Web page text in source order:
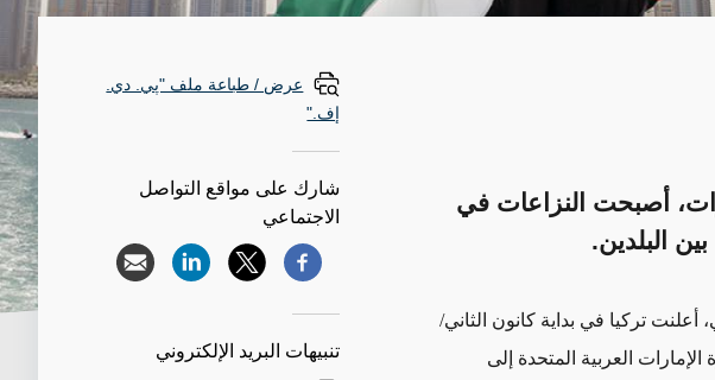
أصبحت النزاعات في
البلدين.
تركيا في بداية كانون الثاني/
العربية المتحدة إلى
عرض / طباعة ملف "پي. دي.
إف."
شارك على مواقع التواصل
الاجتماعي
تنبيهات البريد الإلكتروني